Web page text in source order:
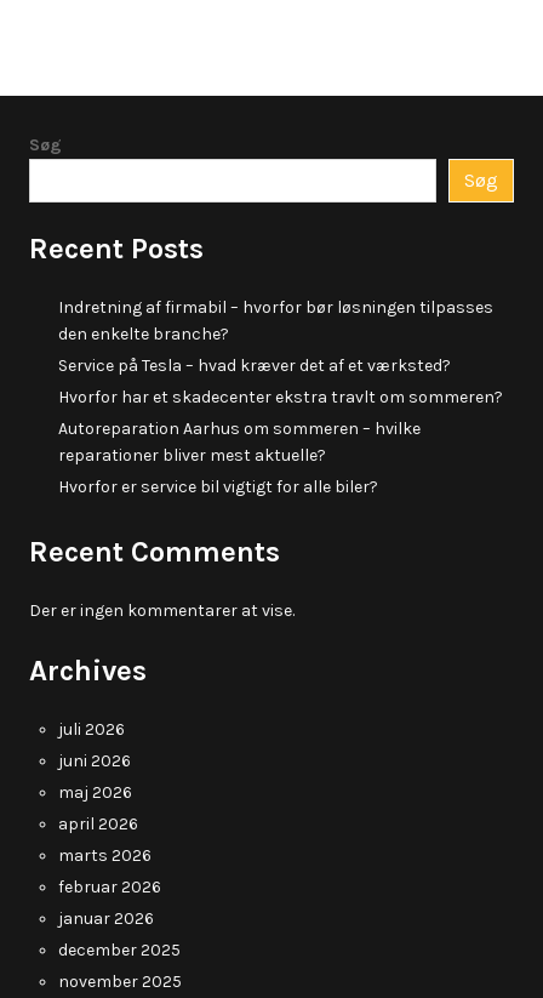
Søg
Søg
Recent Posts
Indretning af firmabil – hvorfor bør løsningen tilpasses
den enkelte branche?
Service på Tesla – hvad kræver det af et værksted?
Hvorfor har et skadecenter ekstra travlt om sommeren?
Autoreparation Aarhus om sommeren – hvilke
reparationer bliver mest aktuelle?
Hvorfor er service bil vigtigt for alle biler?
Recent Comments
Der er ingen kommentarer at vise.
Archives
juli 2026
juni 2026
maj 2026
april 2026
marts 2026
februar 2026
januar 2026
december 2025
november 2025